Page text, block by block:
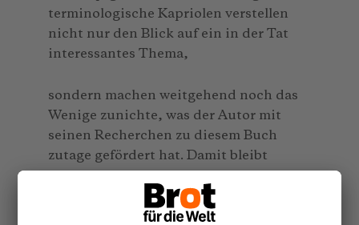
terminologische Kapriolen verstellen
nicht nur den Blick auf ein in der Tat
interessantes Thema,
sondern machen weitgehend noch das
Wenige zunichte, was der Autor mit
seinen Recherchen zu diesem Buch
zutage gefördert hat. Damit bleibt
eine ernstzunehmende und für ein
großes Publikum geschriebene kritische